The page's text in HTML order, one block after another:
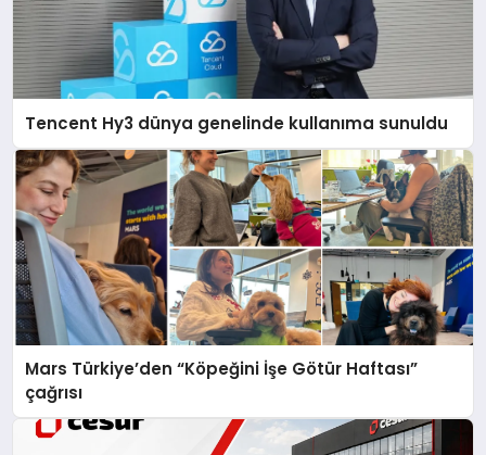
Tencent Hy3 dünya genelinde kullanıma sunuldu
Mars Türkiye’den “Köpeğini İşe Götür Haftası”
çağrısı